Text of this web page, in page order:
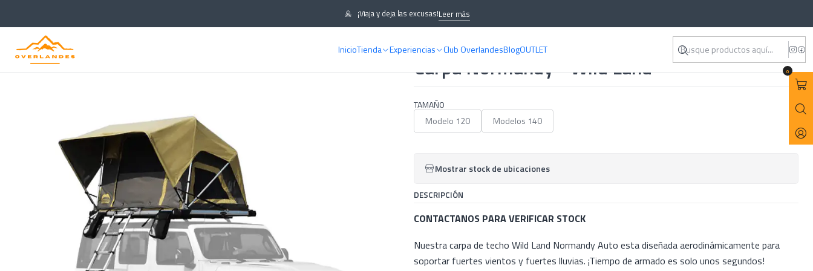
InicioTienda Experiencias Club OverlandesBlogOUTLET
0
¡Viaja y deja las excusas!Leer más
|Carpa Normandy - Wild Land
TAMAÑO
Modelo 120 Modelos 140
Mostrar stock de ubicaciones
DESCRIPCIÓN
CONTACTANOS PARA VERIFICAR STOCK
Nuestra carpa de techo Wild Land Normandy Auto esta diseñada aerodinámicamente para
soportar fuertes vientos y fuertes lluvias. ¡Tiempo de armado es solo unos segundos!